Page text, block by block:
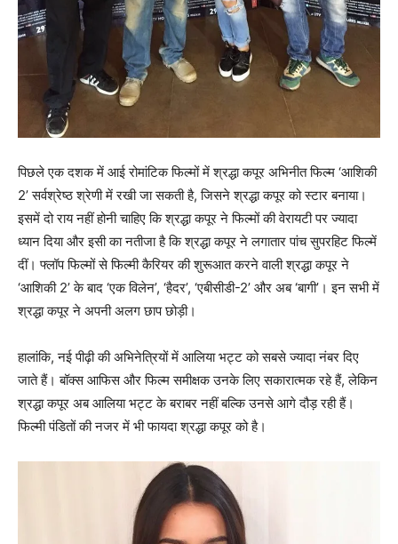
पिछले एक दशक में आई रोमांटिक फिल्मों में श्रद्धा कपूर अभिनीत फिल्‍म ‘आशिकी
2’ सर्वश्रेष्ठ श्रेणी में रखी जा सकती है, जिसने श्रद्धा कपूर को स्‍टार बनाया।
इसमें दो राय नहीं होनी चाहिए कि श्रद्धा कपूर ने फिल्मों की वेरायटी पर ज्‍यादा
ध्यान दिया और इसी का नतीजा है कि श्रद्धा कपूर ने लगातार पांच सुपरहिट फिल्में
दीं। फ्लॉप फिल्‍मों से फिल्‍मी कैरियर की शुरूआत करने वाली श्रद्धा कपूर ने
‘आशिकी 2’ के बाद ‘एक विलेन’, ‘हैदर’, ‘एबीसीडी-2’ और अब ‘बागी’। इन सभी में
श्रद्धा कपूर ने अपनी अलग छाप छोड़ी।
हालांकि, नई पीढ़ी की अभिनेत्रियों में आलिया भट्ट को सबसे ज्यादा नंबर दिए
जाते हैं। बॉक्स आफिस और फिल्म समीक्षक उनके लिए सकारात्मक रहे हैं, लेकिन
श्रद्धा कपूर अब आलिया भट्ट के बराबर नहीं बल्कि उनसे आगे दौड़ रही हैं।
फिल्मी पंडितों की नजर में भी फायदा श्रद्धा कपूर को है।